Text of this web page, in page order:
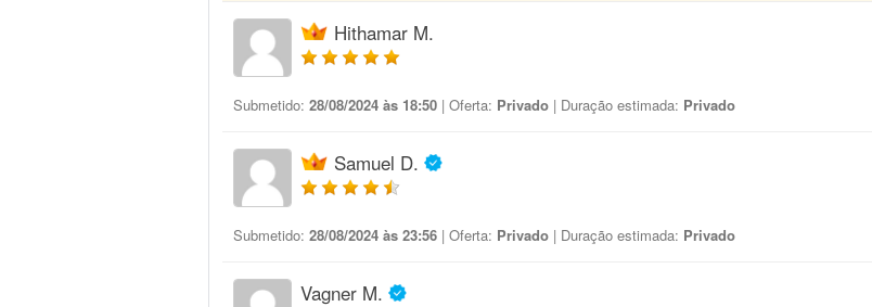
Hithamar M.
Submetido: 28/08/2024 às 18:50 | Oferta: Privado | Duração estimada: Privado
Samuel D.
Submetido: 28/08/2024 às 23:56 | Oferta: Privado | Duração estimada: Privado
Vagner M.